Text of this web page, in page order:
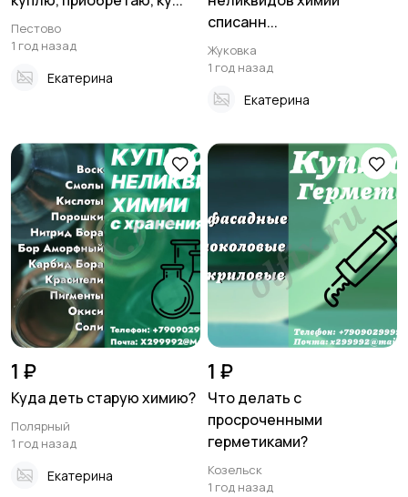
Пестово
1 год назад
Екатерина
списанн...
Жуковка
1 год назад
Екатерина
1 ₽
Куда деть старую химию?
Полярный
1 год назад
Екатерина
1 ₽
Что делать с
просроченными
герметиками?
Козельск
1 год назад